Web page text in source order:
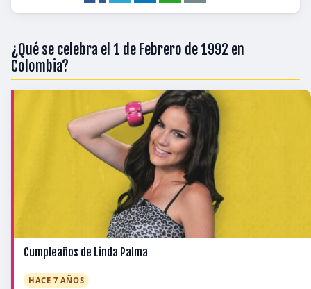
¿Qué se celebra el 1 de Febrero de 1992 en
Colombia?
Cumpleaños de Linda Palma
HACE 7 AÑOS